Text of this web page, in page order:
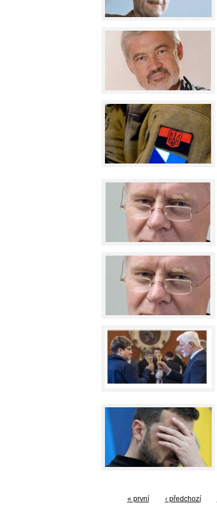
« první ‹ předchozí